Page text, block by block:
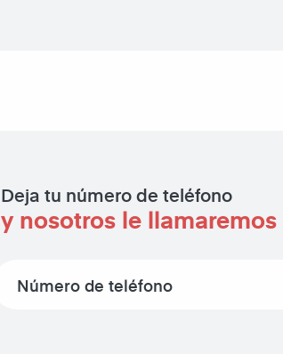
Deja tu número de teléfono
y nosotros le llamaremos